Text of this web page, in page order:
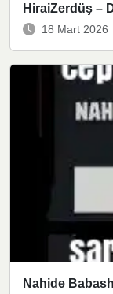
HiraiZerdüş –
18 Mart 2026
Nahide